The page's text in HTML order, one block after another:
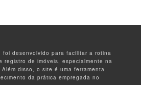
foi desenvolvido para facilitar a rotina
registro de imóveis, especialmente na
disso, o site é uma ferramenta
da prática empregada no